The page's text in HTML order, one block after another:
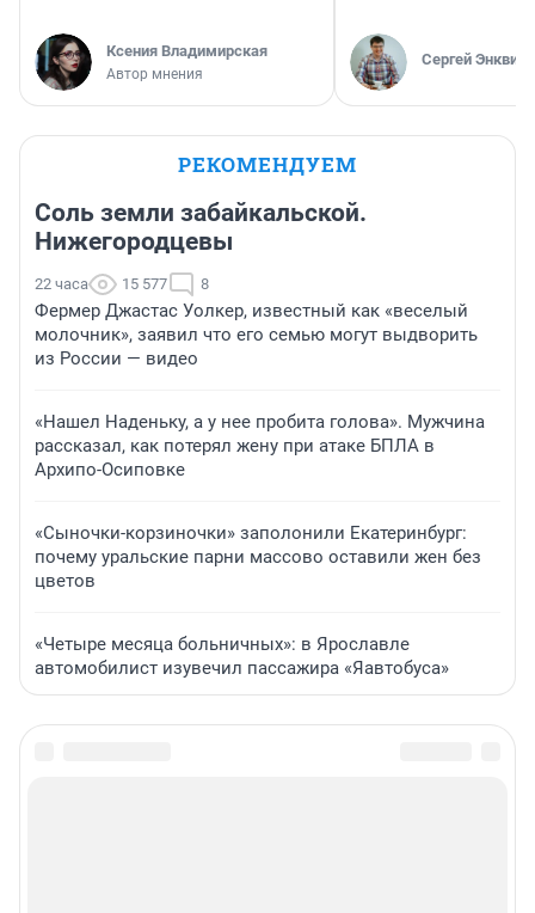
Ксения Владимирская
Автор мнения
Сергей Энквист
РЕКОМЕНДУЕМ
Соль земли забайкальской.
Нижегородцевы
22 часа 15 577 8
Фермер Джастас Уолкер, известный как «веселый
молочник», заявил что его семью могут выдворить
из России — видео
«Нашел Наденьку, а у нее пробита голова». Мужчина
рассказал, как потерял жену при атаке БПЛА в
Архипо-Осиповке
«Сыночки-корзиночки» заполонили Екатеринбург:
почему уральские парни массово оставили жен без
цветов
«Четыре месяца больничных»: в Ярославле
автомобилист изувечил пассажира «Яавтобуса»